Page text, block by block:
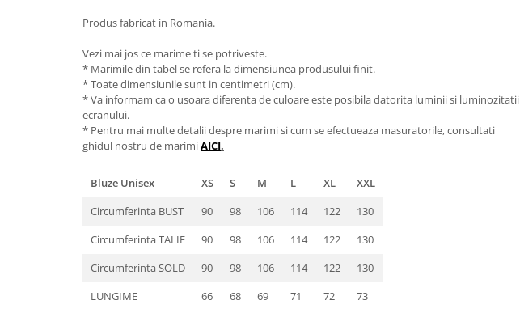
Produs fabricat in Romania.
Vezi mai jos ce marime ti se potriveste.
* Marimile din tabel se refera la dimensiunea produsului finit.
* Toate dimensiunile sunt in centimetri (cm).
* Va informam ca o usoara diferenta de culoare este posibila datorita luminii si luminozitatii
ecranului.
* Pentru mai multe detalii despre marimi si cum se efectueaza masuratorile, consultati
ghidul nostru de marimiAICI.
Bluze Unisex XS S M L XL
XXL
Circumferinta BUST
90 98 106 114 122
130
Circumferinta TALIE
90 98 106 114 122
130
Circumferinta SOLD
90 98 106 114 122
130
LUNGIME
66 68 69 71 72 73